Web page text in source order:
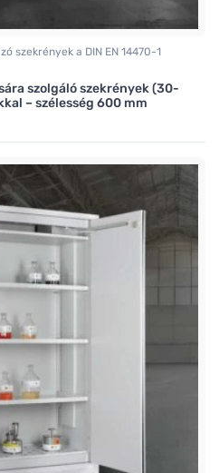
szekrények a DIN EN 14470-1
szolgáló szekrények (30-
– szélesség 600 mm